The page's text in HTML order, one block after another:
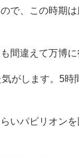
で、この時期
間違えて万博
がします。5時
いパビリオン